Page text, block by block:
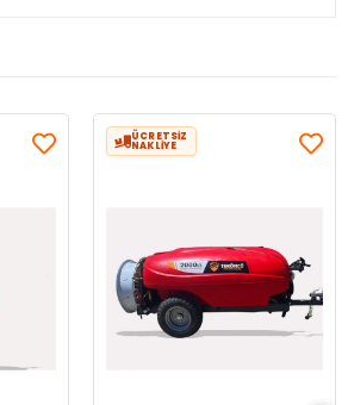
ÜCRETSİZ
NAKLİYE